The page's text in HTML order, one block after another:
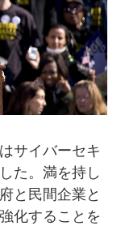
サイバーセキ
た。満を持し
と民間企業と
化することを